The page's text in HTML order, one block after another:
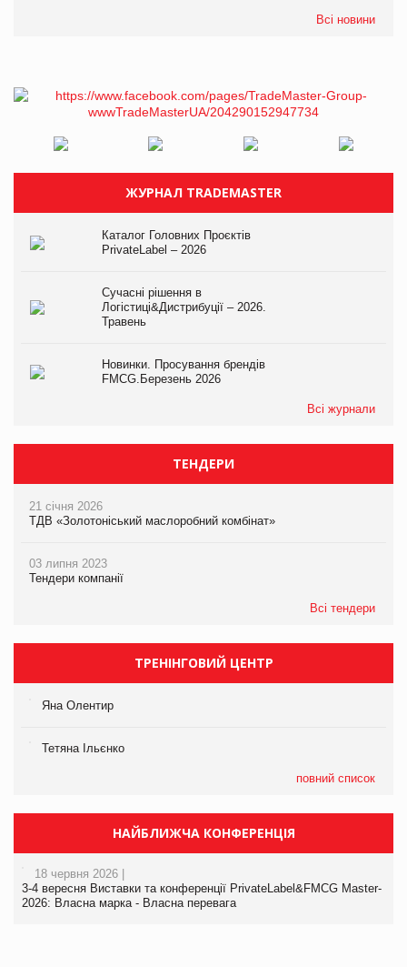
Всі новини
ЖУРНАЛ TRADEMASTER
Каталог Головних Проєктів
PrivateLabel – 2026
Сучасні рішення в
Логістиці&Дистрибуції – 2026.
Травень
Новинки. Просування брендів
FMCG.Березень 2026
Всі журнали
ТЕНДЕРИ
21 січня 2026
ТДВ «Золотоніський маслоробний комбінат»
03 липня 2023
Тендери компанії
Всі тендери
ТРЕНІНГОВИЙ ЦЕНТР
Яна Олентир
Тетяна Ільєнко
повний список
НАЙБЛИЖЧА КОНФЕРЕНЦІЯ
18 червня 2026 |
3-4 вересня Виставки та конференції PrivateLabel&FMCG Master-
2026: Власна марка - Власна перевага